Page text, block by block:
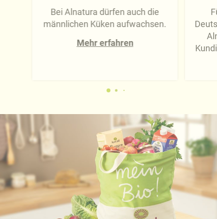
Bei Alnatura dürfen auch die
männlichen Küken aufwachsen.
Mehr erfahren